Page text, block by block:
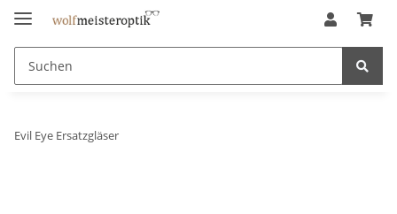
Evil Eye Ersatzgläser